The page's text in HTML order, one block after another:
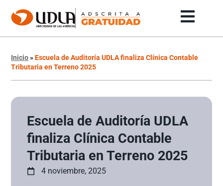
Inicio»Escuela de Auditoría UDLA finaliza Clínica Contable
Tributaria en Terreno 2025
Escuela de Auditoría UDLA
finaliza Clínica Contable
Tributaria en Terreno 2025
4 noviembre, 2025